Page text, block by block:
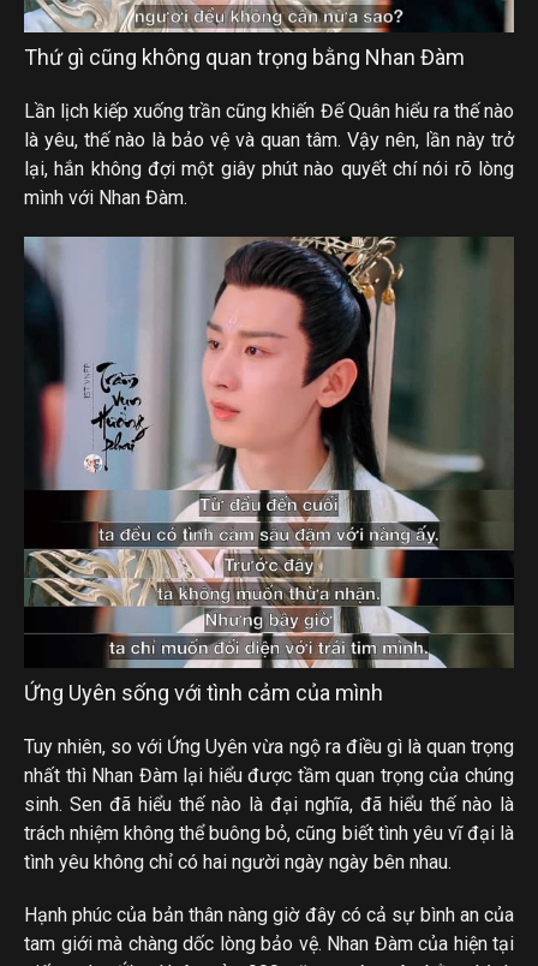
Thứ gì cũng không quan trọng bằng Nhan Đàm
Lần lịch kiếp xuống trần cũng khiến Đế Quân hiểu ra thế nào
là yêu, thế nào là bảo vệ và quan tâm. Vậy nên, lần này trở
lại, hắn không đợi một giây phút nào quyết chí nói rõ lòng
mình với Nhan Đàm.
Ứng Uyên sống với tình cảm của mình
Tuy nhiên, so với Ứng Uyên vừa ngộ ra điều gì là quan trọng
nhất thì Nhan Đàm lại hiểu được tầm quan trọng của chúng
sinh. Sen đã hiểu thế nào là đại nghĩa, đã hiểu thế nào là
trách nhiệm không thể buông bỏ, cũng biết tình yêu vĩ đại là
tình yêu không chỉ có hai người ngày ngày bên nhau.
Hạnh phúc của bản thân nàng giờ đây có cả sự bình an của
tam giới mà chàng dốc lòng bảo vệ. Nhan Đàm của hiện tại